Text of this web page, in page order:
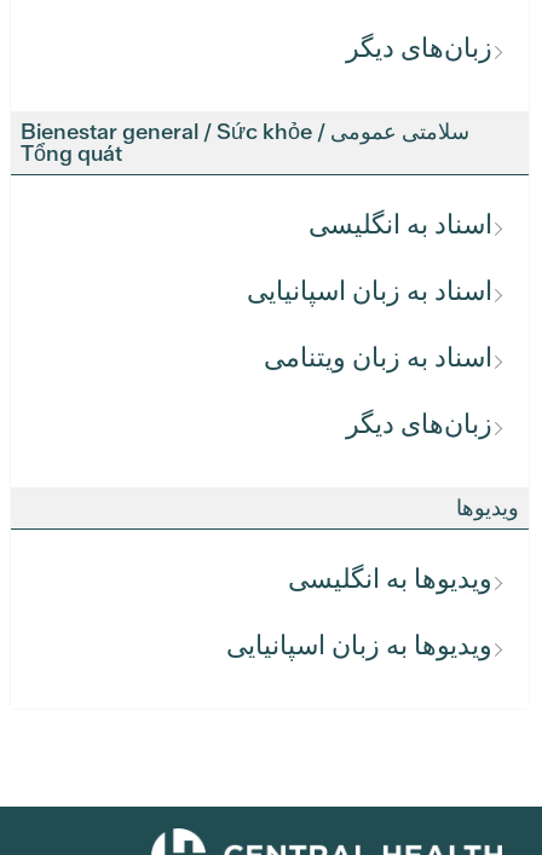
زبان‌های دیگر
سلامتی عمومی / Bienestar general / Sức khỏe
Tổng quát
اسناد به انگلیسی
اسناد به زبان اسپانیایی
اسناد به زبان ویتنامی
زبان‌های دیگر
ویدیوها
ویدیوها به انگلیسی
ویدیوها به زبان اسپانیایی